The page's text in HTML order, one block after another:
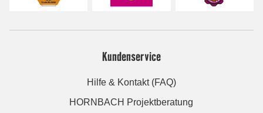
Kundenservice
Hilfe & Kontakt (FAQ)
HORNBACH Projektberatung